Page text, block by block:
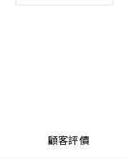
顧客評價